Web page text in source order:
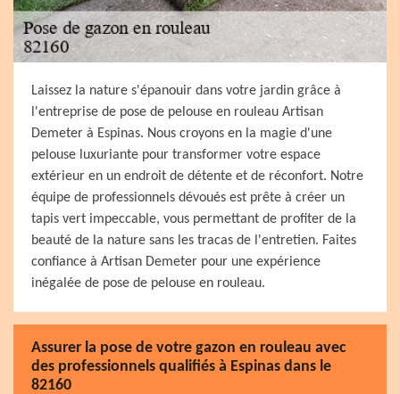
Laissez la nature s'épanouir dans votre jardin grâce à
l'entreprise de pose de pelouse en rouleau Artisan
Demeter à Espinas. Nous croyons en la magie d'une
pelouse luxuriante pour transformer votre espace
extérieur en un endroit de détente et de réconfort. Notre
équipe de professionnels dévoués est prête à créer un
tapis vert impeccable, vous permettant de profiter de la
beauté de la nature sans les tracas de l'entretien. Faites
confiance à Artisan Demeter pour une expérience
inégalée de pose de pelouse en rouleau.
Assurer la pose de votre gazon en rouleau avec
des professionnels qualifiés à Espinas dans le
82160